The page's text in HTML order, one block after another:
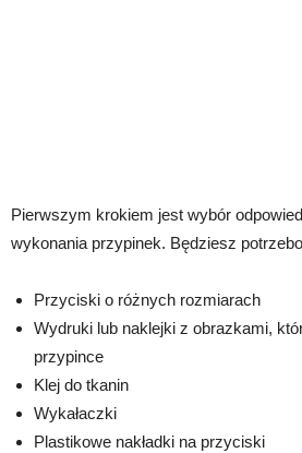
Pierwszym krokiem jest wybór
wykonania przypinek. Będziesz
Przyciski o różnych rozmiarach
Wydruki lub naklejki z obrazkami,
przypince
Klej do tkanin
Wykałaczki
Plastikowe nakładki na przyciski